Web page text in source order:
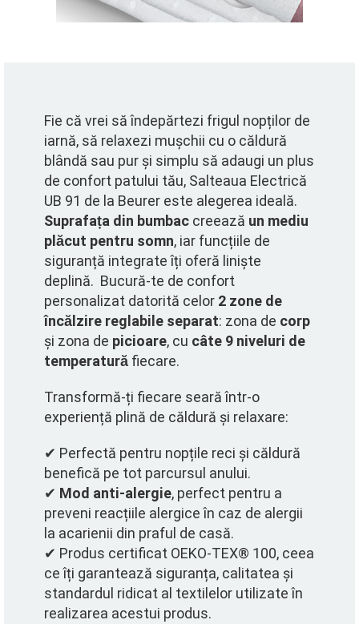
Fie că vrei să îndepărtezi frigul nopților de
iarnă, să relaxezi mușchii cu o căldură
blândă sau pur și simplu să adaugi un plus
de confort patului tău, Salteaua Electrică
UB 91 de la Beurer este alegerea ideală.
Suprafața din bumbac creează un mediu
plăcut pentru somn, iar funcțiile de
siguranță integrate îți oferă liniște
deplină. Bucură-te de confort
personalizat datorită celor 2 zone de
încălzire reglabile separat: zona de corp
și zona de picioare, cu câte 9 niveluri de
temperatură fiecare.
Transformă-ți fiecare seară într-o
experiență plină de căldură și relaxare:
✔ Perfectă pentru nopțile reci și căldură
benefică pe tot parcursul anului.
✔ Mod anti-alergie, perfect pentru a
preveni reacțiile alergice în caz de alergii
la acarienii din praful de casă.
✔ Produs certificat OEKO-TEX® 100, ceea
ce îți garantează siguranța, calitatea și
standardul ridicat al textilelor utilizate în
realizarea acestui produs.